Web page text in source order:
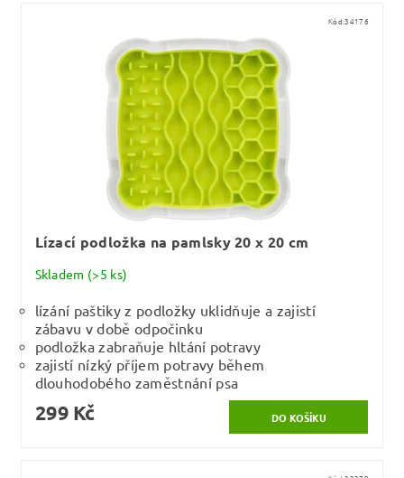
Kód:34176
Lízací podložka na pamlsky 20 x 20 cm
Skladem (>5 ks)
lízání paštiky z podložky uklidňuje a zajistí
zábavu v době odpočinku
podložka zabraňuje hltání potravy
zajistí nízký příjem potravy během
dlouhodobého zaměstnání psa
299 Kč